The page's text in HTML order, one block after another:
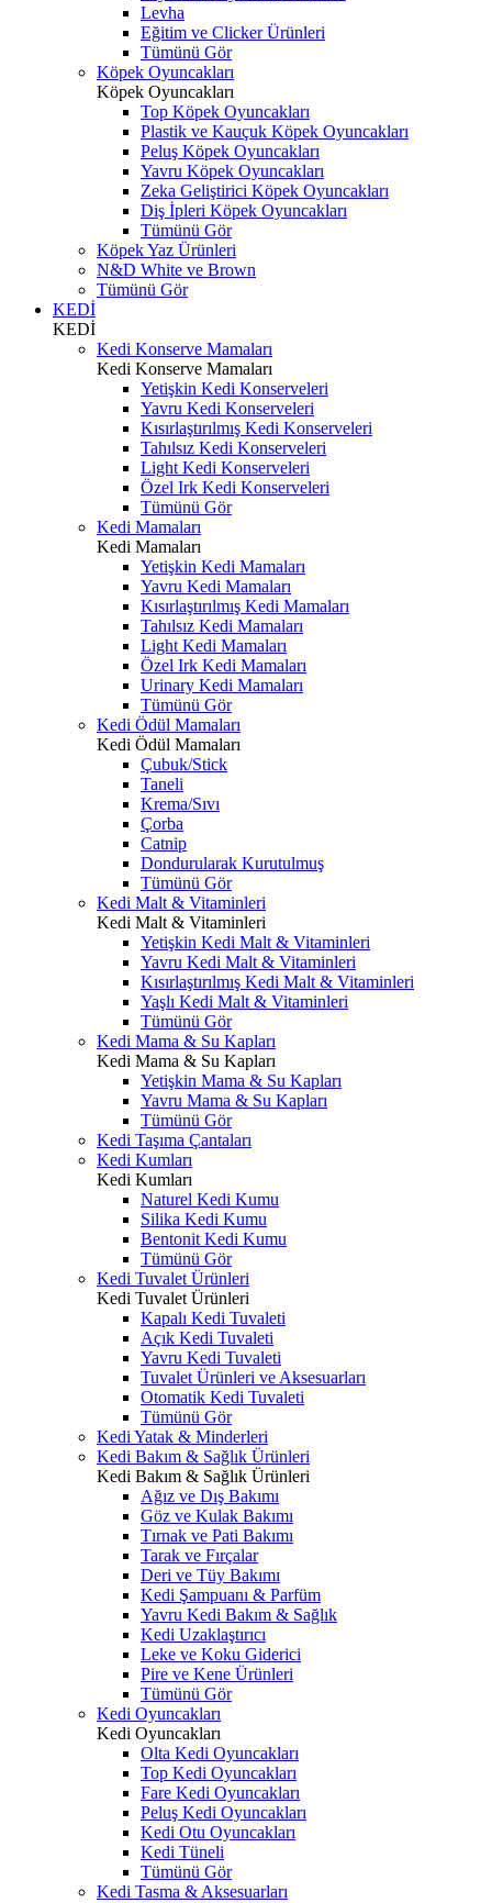
Levha
Eğitim ve Clicker Ürünleri
Tümünü Gör
Köpek Oyuncakları
Köpek Oyuncakları
Top Köpek Oyuncakları
Plastik ve Kauçuk Köpek Oyuncakları
Peluş Köpek Oyuncakları
Yavru Köpek Oyuncakları
Zeka Geliştirici Köpek Oyuncakları
Diş İpleri Köpek Oyuncakları
Tümünü Gör
Köpek Yaz Ürünleri
N&D White ve Brown
Tümünü Gör
KEDİ
KEDİ
Kedi Konserve Mamaları
Kedi Konserve Mamaları
Yetişkin Kedi Konserveleri
Yavru Kedi Konserveleri
Kısırlaştırılmış Kedi Konserveleri
Tahılsız Kedi Konserveleri
Light Kedi Konserveleri
Özel Irk Kedi Konserveleri
Tümünü Gör
Kedi Mamaları
Kedi Mamaları
Yetişkin Kedi Mamaları
Yavru Kedi Mamaları
Kısırlaştırılmış Kedi Mamaları
Tahılsız Kedi Mamaları
Light Kedi Mamaları
Özel Irk Kedi Mamaları
Urinary Kedi Mamaları
Tümünü Gör
Kedi Ödül Mamaları
Kedi Ödül Mamaları
Çubuk/Stick
Taneli
Krema/Sıvı
Çorba
Catnip
Dondurularak Kurutulmuş
Tümünü Gör
Kedi Malt & Vitaminleri
Kedi Malt & Vitaminleri
Yetişkin Kedi Malt & Vitaminleri
Yavru Kedi Malt & Vitaminleri
Kısırlaştırılmış Kedi Malt & Vitaminleri
Yaşlı Kedi Malt & Vitaminleri
Tümünü Gör
Kedi Mama & Su Kapları
Kedi Mama & Su Kapları
Yetişkin Mama & Su Kapları
Yavru Mama & Su Kapları
Tümünü Gör
Kedi Taşıma Çantaları
Kedi Kumları
Kedi Kumları
Naturel Kedi Kumu
Silika Kedi Kumu
Bentonit Kedi Kumu
Tümünü Gör
Kedi Tuvalet Ürünleri
Kedi Tuvalet Ürünleri
Kapalı Kedi Tuvaleti
Açık Kedi Tuvaleti
Yavru Kedi Tuvaleti
Tuvalet Ürünleri ve Aksesuarları
Otomatik Kedi Tuvaleti
Tümünü Gör
Kedi Yatak & Minderleri
Kedi Bakım & Sağlık Ürünleri
Kedi Bakım & Sağlık Ürünleri
Ağız ve Dış Bakımı
Göz ve Kulak Bakımı
Tırnak ve Pati Bakımı
Tarak ve Fırçalar
Deri ve Tüy Bakımı
Kedi Şampuanı & Parfüm
Yavru Kedi Bakım & Sağlık
Kedi Uzaklaştırıcı
Leke ve Koku Giderici
Pire ve Kene Ürünleri
Tümünü Gör
Kedi Oyuncakları
Kedi Oyuncakları
Olta Kedi Oyuncakları
Top Kedi Oyuncakları
Fare Kedi Oyuncakları
Peluş Kedi Oyuncakları
Kedi Otu Oyuncakları
Kedi Tüneli
Tümünü Gör
Kedi Tasma & Aksesuarları